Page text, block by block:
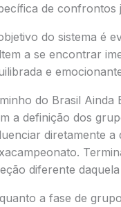
de confrontos
do sistema é
a se encontrar
e
do Brasil Ainda
a definição dos
diretamente a
diferente
a fase de